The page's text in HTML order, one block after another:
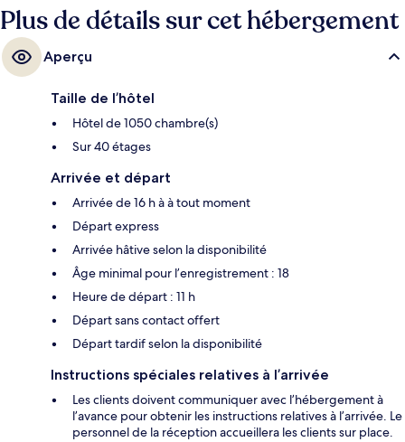
Station de métro 34th Street – Penn Station est très près et Station de
métro 34th Street – Penn Station (Fashion Av.) n’est qu’à 4 minutes à
pied.
Plus de détails sur cet hébergement
Aperçu
Taille de l’hôtel
Hôtel de 1050 chambre(s)
Sur 40 étages
Arrivée et départ
Arrivée de 16 h à à tout moment
Départ express
Arrivée hâtive selon la disponibilité
Âge minimal pour l’enregistrement : 18
Heure de départ : 11 h
Départ sans contact offert
Départ tardif selon la disponibilité
Instructions spéciales relatives à l’arrivée
Les clients doivent communiquer avec l’hébergement à
l’avance pour obtenir les instructions relatives à l’arrivée. Le
personnel de la réception accueillera les clients sur place.